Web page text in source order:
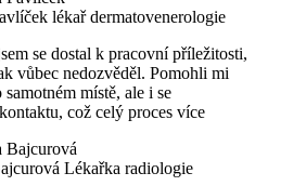
lékař dermatovenerologie
se dostal k pracovní příležitosti,
vůbec nedozvěděl. Pomohli mi
místě, ale i se
což celý proces více
Lékařka radiologie